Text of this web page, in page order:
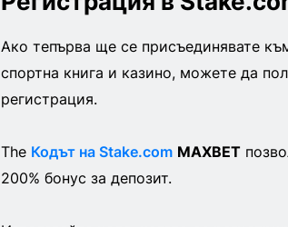
Ако тепърва ще се присъединявате
спортна книга и казино, можете да
регистрация.
The Кодът на Stake.com MAXBET
200% бонус за депозит.